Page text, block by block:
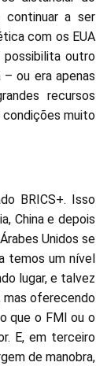
continuar a ser
com os EUA
possibilita outro
ou era apenas
recursos
condições muito
BRICS+. Isso
China e depois
Unidos se
temos um nível
lugar, e talvez
mas oferecendo
que o FMI ou o
E, em terceiro
de manobra,